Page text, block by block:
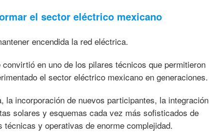
el sector eléctrico mexicano
encendida la red eléctrica.
en uno de los pilares técnicos que permitieron
el sector eléctrico mexicano en generaciones.
la incorporación de nuevos participantes, la integración
solares y esquemas cada vez más sofisticados de
y operativas de enorme complejidad.